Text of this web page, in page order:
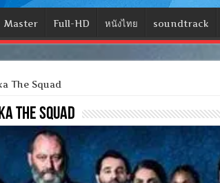
Master Full-HD หนังไทย soundtrack
The Squad
The Squad